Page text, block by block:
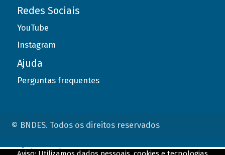
Redes Sociais
YouTube
Instagram
Ajuda
Perguntas frequentes
© BNDES. Todos os direitos reservados
ConteÃºdo complementar